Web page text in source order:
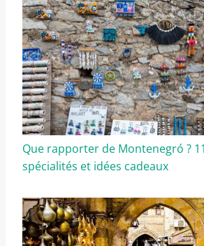
Que rapporter de Montenegró ?
spécialités et idées cadeaux